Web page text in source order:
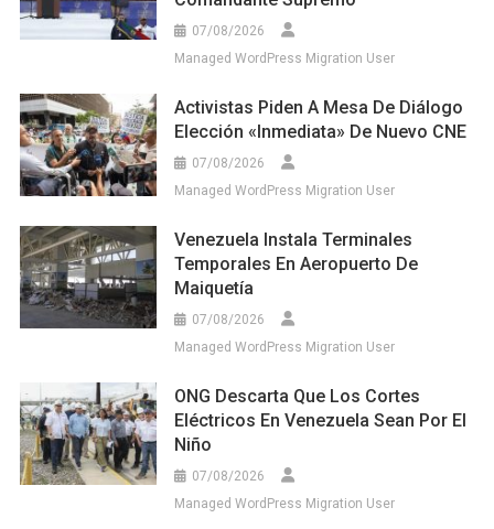
07/08/2026
Managed WordPress Migration User
Activistas Piden A Mesa De Diálogo
Elección «inmediata» De Nuevo CNE
07/08/2026
Managed WordPress Migration User
Venezuela Instala Terminales
Temporales En Aeropuerto De
Maiquetía
07/08/2026
Managed WordPress Migration User
ONG Descarta Que Los Cortes
Eléctricos En Venezuela Sean Por El
Niño
07/08/2026
Managed WordPress Migration User